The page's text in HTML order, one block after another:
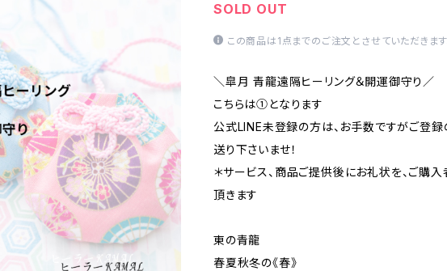
SOLD OUT
この商品は1点までのご注文とさせていただきます
＼皐月 青龍遠隔ヒーリング＆開運御守り／
こちらは①となります
公式LINE未登録の方は、お手数ですがご登録
送り下さいませ！
＊サービス、商品ご提供後にお礼状を、ご購
頂きます
東の青龍
春夏秋冬の《春》